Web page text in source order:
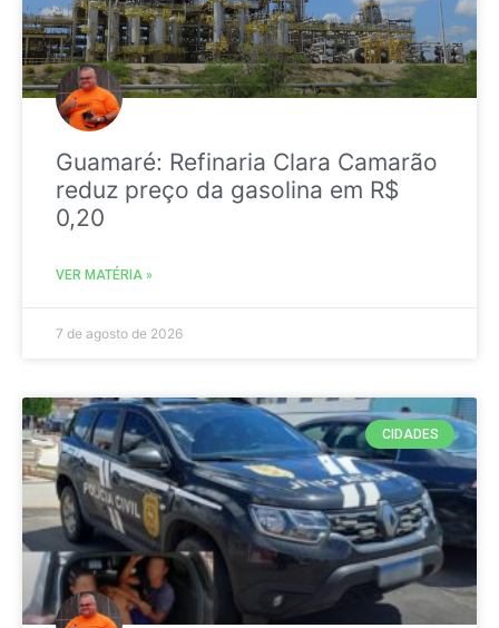
Guamaré: Refinaria Clara Camarão
reduz preço da gasolina em R$
0,20
VER MATÉRIA »
7 de agosto de 2026
CIDADES